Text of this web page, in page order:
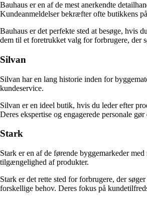
Bauhaus er en af ​​de mest anerkendte
Kundeanmeldelser bekræfter ofte butikkens
Bauhaus er det perfekte sted at besøge, hvis
dem til et foretrukket valg for forbrugere, der
Silvan
Silvan har en lang historie inden for
kundeservice.
Silvan er en ideel butik, hvis du leder efter
Deres ekspertise og engagerede personale
Stark
Stark er en af ​​de førende byggemarkeder
tilgængelighed af produkter.
Stark er det rette sted for forbrugere, der
forskellige behov. Deres fokus på